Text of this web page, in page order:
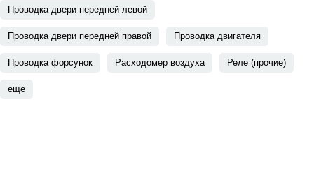
Проводка двери передней левой
Проводка двери передней правой Проводка двигателя
Проводка форсунок Расходомер воздуха Реле (прочие)
еще